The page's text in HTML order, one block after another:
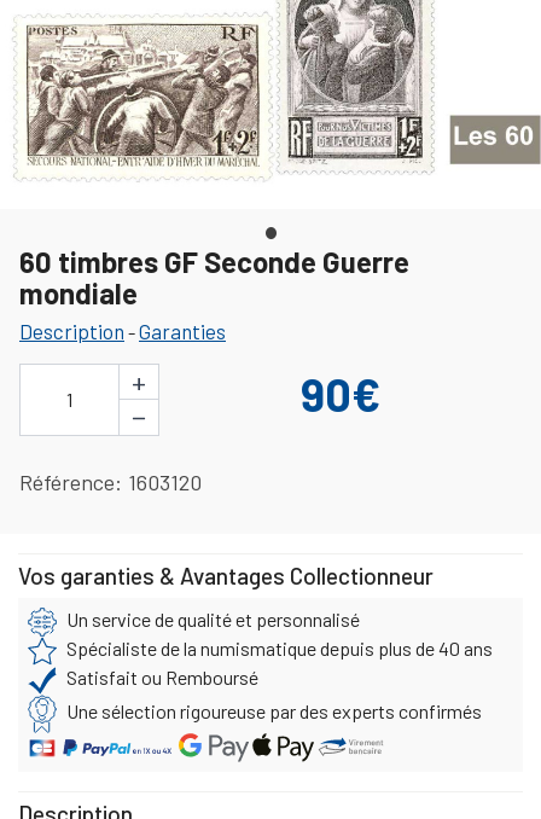
60 timbres GF Seconde Guerre
mondiale
Description -Garanties
1
+
−
90€
Référence 1603120
Vos garanties & Avantages Collectionneur
Un service de qualité et personnalisé
Spécialiste de la numismatique depuis plus de 40 ans
Satisfait ou Remboursé
Une sélection rigoureuse par des experts confirmés
Description